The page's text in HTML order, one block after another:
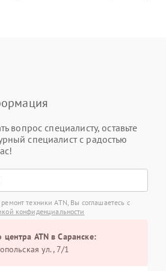
вопрос специалисту, оставьте
специалист с радостью
техники ATN, Вы соглашаетесь с
конфиденциальности
центра ATN в Саранске:
ул., 7/1